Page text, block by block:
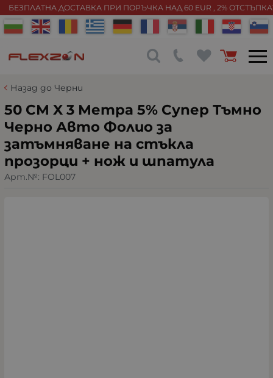
БЕЗПЛАТНА ДОСТАВКА ПРИ ПОРЪЧКА НАД 60 EUR , 2%
Назад до Черни
50 СМ X 3 Метра 5% Супер Тъмно
Черно Авто Фолио за
затъмняване на стъкла
прозорци + нож и шпатула
Арт.№: FOL007